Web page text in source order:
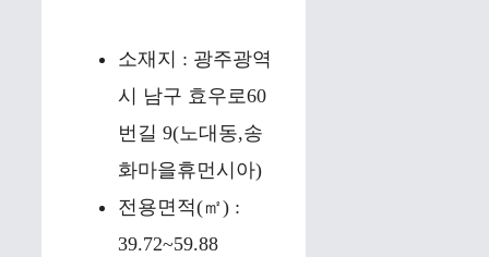
소재지 : 광주광역
시 남구 효우로60
번길 9(노대동,송
화마을휴먼시아)
전용면적(㎡) :
39.72~59.88